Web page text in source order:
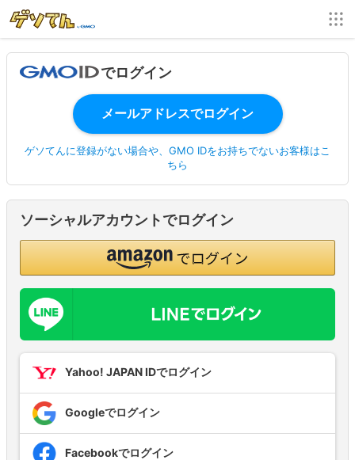
でログイン
ゲソてんに登録がない場合や、GMO IDをお持ちでないお客様はこ
ちら
ソーシャルアカウントでログイン
Yahoo! JAPAN IDでログイン
Googleでログイン
Facebookでログイン